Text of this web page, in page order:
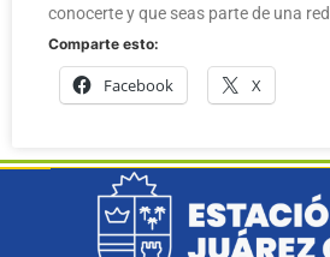
conocerte y que seas parte de una red
Comparte esto:
Facebook X